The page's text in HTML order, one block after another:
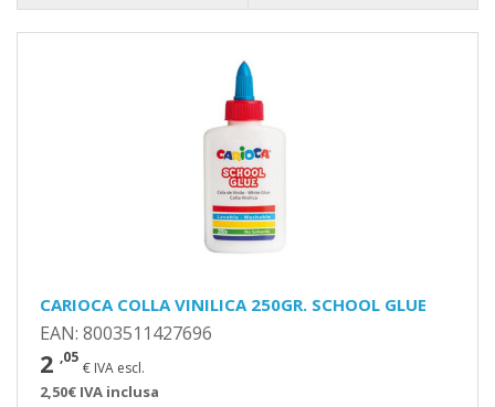
CARIOCA COLLA VINILICA 250GR. SCHOOL GLUE
EAN: 8003511427696
2 ,05
€ IVA escl.
2,50€ IVA inclusa